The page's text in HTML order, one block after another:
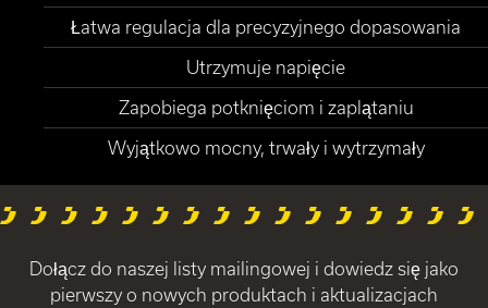
Łatwa regulacja dla precyzyjnego dopasowania
Utrzymuje napięcie
Zapobiega potknięciom i zaplątaniu
Wyjątkowo mocny, trwały i wytrzymały
Dołącz do naszej listy mailingowej i dowiedz się jako
pierwszy o nowych produktach i aktualizacjach